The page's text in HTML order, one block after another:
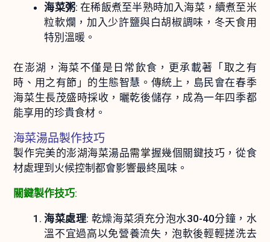
海菜粥: 在稀飯煮至半熟時加入海菜，續煮至米
粒軟爛，加入少許鹽與白胡椒調味，冬天食用
特別溫暖。
在澎湖，海菜不僅是日常飲食，更承載著「取之有
時、用之有節」的生態智慧。傳統上，島民會在春季
海菜生長茂盛時採收，曬乾後儲存，成為一年四季都
能享用的珍貴食材。
海菜湯品製作技巧
製作完美的澎湖海菜湯品需掌握幾個關鍵技巧，從食
材處理到火候控制都會影響最終風味。
關鍵製作技巧:
海菜處理: 乾燥海菜須充分泡水30-40分鐘，水
溫不宜過高以免營養流失，泡軟後輕輕搓洗去